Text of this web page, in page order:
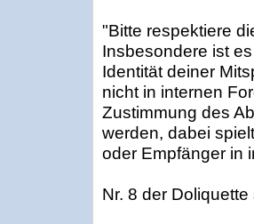
"Bitte respektiere
Insbesondere ist
Identität deiner
nicht in internen
Zustimmung des
werden, dabei
oder Empfänger in
Nr. 8 der